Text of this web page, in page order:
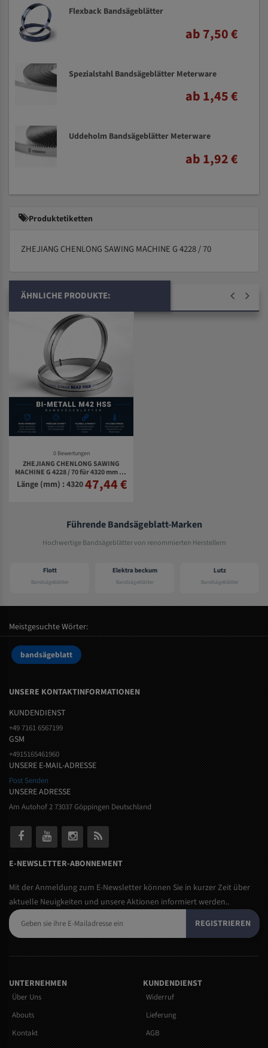
Flexback Bandsägeblätter
ab 7,50 €
Spezialstahl Bandsägeblätter Meterware
ab 1,45 €
Uddeholm Bandsägeblätter Meterware
ab 1,92 €
Produktetiketten
ZHEJIANG CHENLONG SAWING MACHINE G 4228 / 70
ÄHNLICHE PRODUKTE:
0 Bewertungen
ZHEJIANG CHENLONG SAWING
MACHINE G 4228 / 70 für 4320 mm Bi-
Metall Bandsägeblätter
Länge (mm) : 432047,44 €
Führende Bandsägeblatt-Marken
Hochwertige Bandsägeblätter von renommierten Herstellern
Flott
Bandsägeblätter
Elektra beckum
Bandsägeblätter
Lutz
Bandsägeblätter
Meistgesuchte Wörter:
bandsägeblatt
UNSERE KONTAKTINFORMATIONEN
KUNDENDIENST
+49 7161 6567199
GSM
+4915165461960
UNSERE E-MAIL-ADRESSE
Post Senden
UNSERE ADRESSE
Am Autohof 2 73037 Göppingen Deutschland
E-NEWSLETTER-ABONNEMENT
Mit der Anmeldung zum E-Newsletter können Sie in kurzer Zeit über
aktuelle Neuigkeiten und unsere Aktionen informiert werden..
REGISTRIEREN
UNTERNEHMEN
Über Uns
Abouts
Kontakt
KUNDENDIENST
Widerruf
Lieferung
AGB